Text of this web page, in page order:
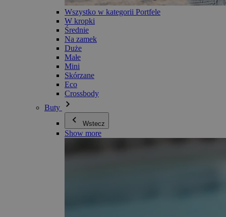
Wszystko w kategorii Portfele
W kropki
Średnie
Na zamek
Duże
Małe
Mini
Skórzane
Eco
Crossbody
Buty
Wstecz
Show more